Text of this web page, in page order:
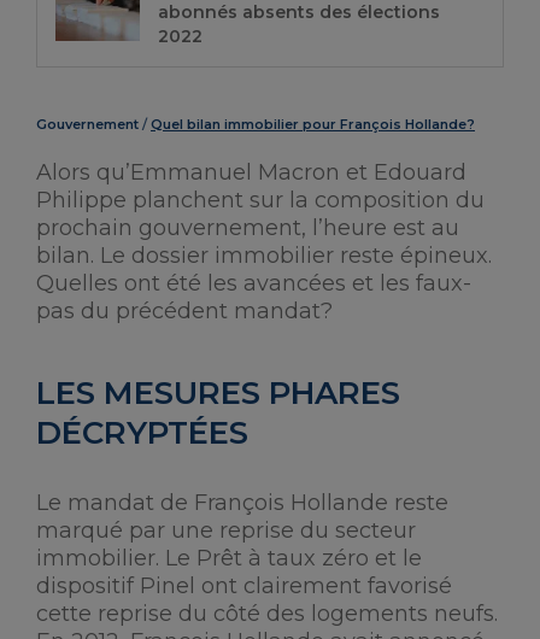
Gouvernement Quel bilan immobilier pour François Hollande?
Alors qu’Emmanuel Macron et Edouard
Philippe planchent sur la composition du
prochain gouvernement, l’heure est au
bilan. Le dossier immobilier reste épineux.
Quelles ont été les avancées et les faux-
pas du précédent mandat?
LES MESURES PHARES
DÉCRYPTÉES
Le mandat de François Hollande reste
marqué par une reprise du secteur
immobilier. Le Prêt à taux zéro et le
dispositif Pinel ont clairement favorisé
cette reprise du côté des logements neufs.
abonnés absents des élections
2022